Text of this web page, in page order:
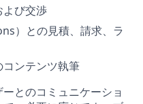
よび交渉
）との見積、請求、ラ
ンテンツ執筆
とのコミュニケーショ